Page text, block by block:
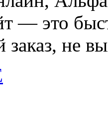
— это
заказ, не